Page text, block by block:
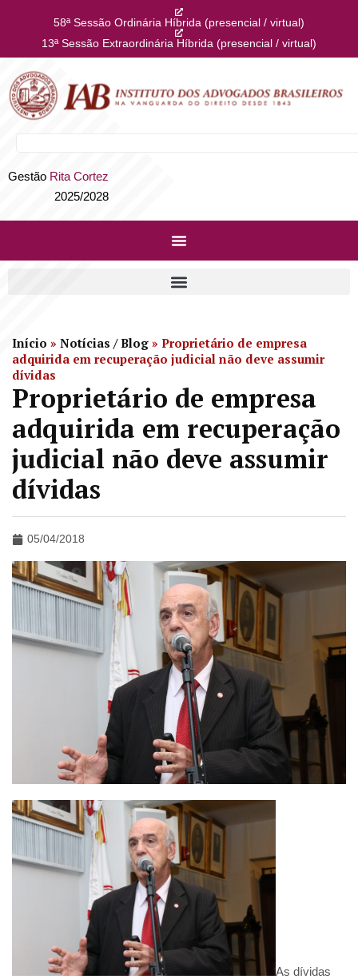
58ª Sessão Ordinária Híbrida (presencial / virtual)
13ª Sessão Extraordinária Híbrida (presencial / virtual)
Gestão Rita Cortez
2025/2028
Início » Notícias / Blog » Proprietário de empresa
adquirida em recuperação judicial não deve assumir
dívidas
Proprietário de empresa
adquirida em recuperação
judicial não deve assumir
dívidas
05/04/2018
As dívidas